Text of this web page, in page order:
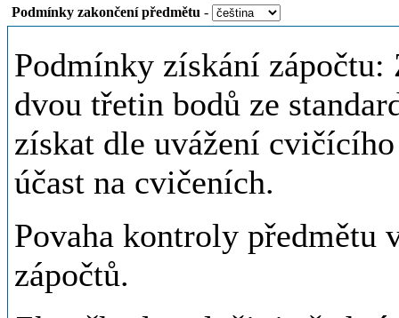
Podmínky zakončení předmětu -
Podmínky získání zápočtu:
dvou třetin bodů ze
získat dle uvážení
účast na cvičeních.
Povaha kontroly předmětu
zápočtů.